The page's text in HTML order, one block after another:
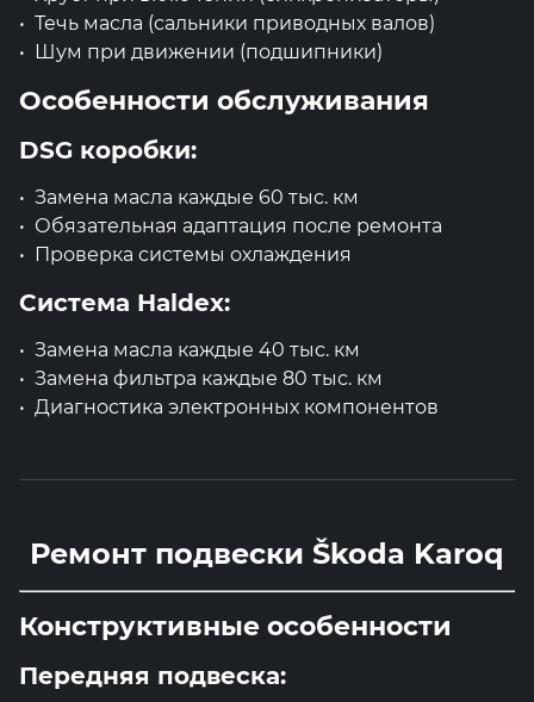
Течь масла (сальники приводных валов)
Шум при движении (подшипники)
Особенности обслуживания
DSG коробки:
Замена масла каждые 60 тыс. км
Обязательная адаптация после ремонта
Проверка системы охлаждения
Система Haldex:
Замена масла каждые 40 тыс. км
Замена фильтра каждые 80 тыс. км
Диагностика электронных компонентов
Ремонт подвески Škoda Karoq
Конструктивные особенности
Передняя подвеска: